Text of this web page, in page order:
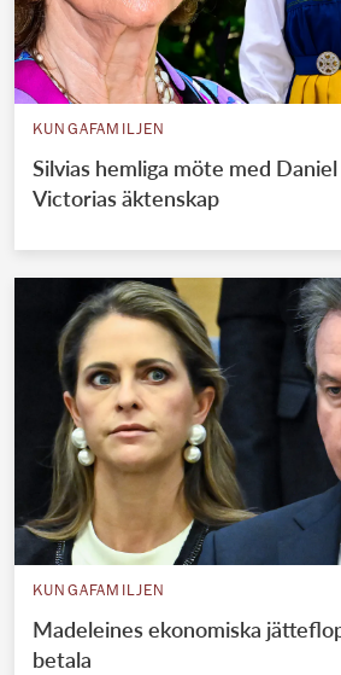
KUNGAFAMILJEN
Silvias hemliga möte med
Victorias äktenskap
KUNGAFAMILJEN
Madeleines ekonomiska
betala